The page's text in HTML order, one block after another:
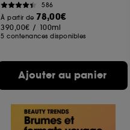
586
À partir de 78,00€
390,00€ / 100ml
5 contenances disponibles
Ajouter au panier